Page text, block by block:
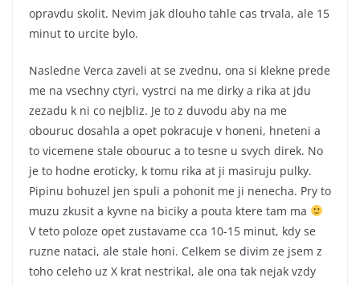
opravdu skolit. Nevim jak dlouho tahle cas trvala, ale 15
minut to urcite bylo.
Nasledne Verca zaveli at se zvednu, ona si klekne prede
me na vsechny ctyri, vystrci na me dirky a rika at jdu
zezadu k ni co nejbliz. Je to z duvodu aby na me
obouruc dosahla a opet pokracuje v honeni, hneteni a
to vicemene stale obouruc a to tesne u svych direk. No
je to hodne eroticky, k tomu rika at ji masiruju pulky.
Pipinu bohuzel jen spuli a pohonit me ji nenecha. Pry to
muzu zkusit a kyvne na biciky a pouta ktere tam ma
V teto poloze opet zustavame cca 10-15 minut, kdy se
ruzne nataci, ale stale honi. Celkem se divim ze jsem z
toho celeho uz X krat nestrikal, ale ona tak nejak vzdy